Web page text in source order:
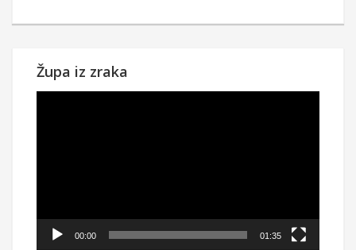
Župa iz zraka
00:00 01:35